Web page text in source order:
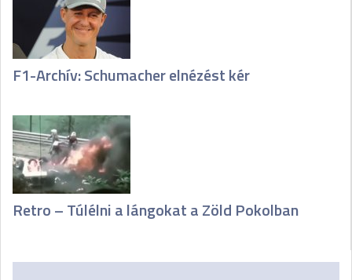
F1-Archív: Schumacher elnézést kér
Retro – Túlélni a lángokat a Zöld Pokolban